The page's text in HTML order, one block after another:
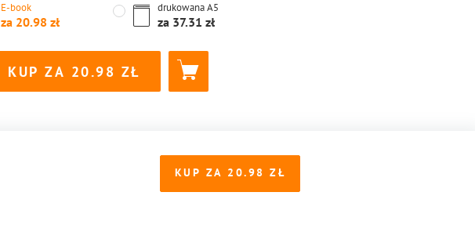
E-book
za 20.98
drukowanaA5
za 37.31
KUP ZA 20.98
KUP ZA 20.98